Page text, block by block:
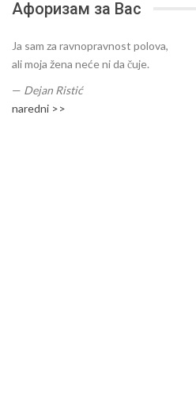
Афоризам за Вас
Ja sam za ravnopravnost polova,
ali moja žena neće ni da čuje.
— Dejan Ristić
naredni >>